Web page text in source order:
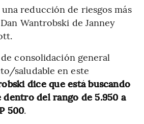
reducción de riesgos más
Wantrobski de Janney
consolidación general
saludable en este
dice que está buscando
del rango de 5.950 a
500.